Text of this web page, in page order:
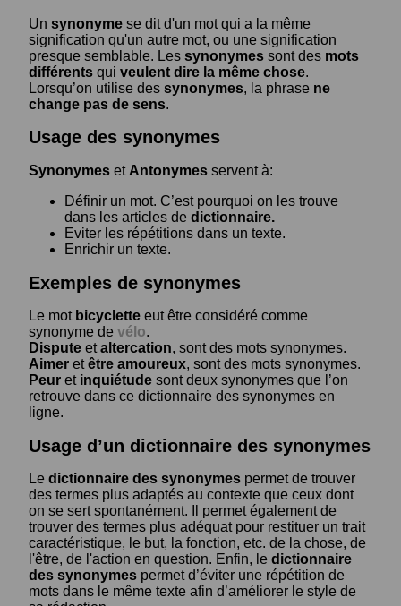
Un synonyme se dit d'un mot qui a la même
signification qu'un autre mot, ou une signification
presque semblable. Les synonymes sont des mots
différents qui veulent dire la même chose.
Lorsqu’on utilise des synonymes, la phrase ne
change pas de sens.
Usage des synonymes
Synonymes et Antonymes servent à:
Définir un mot. C’est pourquoi on les trouve
dans les articles de dictionnaire.
Eviter les répétitions dans un texte.
Enrichir un texte.
Exemples de synonymes
Le mot bicyclette eut être considéré comme
synonyme de vélo.
Dispute etaltercation, sont des mots synonymes.
Aimer etêtre amoureux, sont des mots synonymes.
Peur et inquiétude sont deux synonymes que l’on
retrouve dans ce dictionnaire des synonymes en
ligne.
Usage d’un dictionnaire des synonymes
Le dictionnaire des synonymes permet de trouver
des termes plus adaptés au contexte que ceux dont
on se sert spontanément. Il permet également de
trouver des termes plus adéquat pour restituer un trait
caractéristique, le but, la fonction, etc. de la chose, de
l'être, de l'action en question. Enfin, le dictionnaire
des synonymes permet d’éviter une répétition de
mots dans le même texte afin d’améliorer le style de